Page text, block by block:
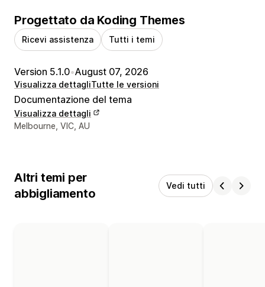
Progettato da Koding Themes
Ricevi assistenza Tutti i temi
Version 5.1.0•August 07, 2026
Visualizza dettagliTutte le versioni
Documentazione del tema
Visualizza dettagli
Recapiti del designer
Melbourne, VIC, AU
Altri temi per
abbigliamento
Vedi tutti